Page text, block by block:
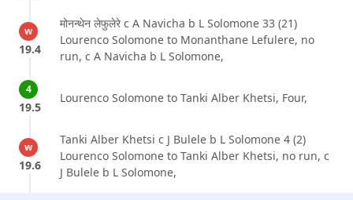
w
19.4
मोनन्थेन लेफुलेरे c A Navicha b L Solomone 33 (21)
Lourenco Solomone to Monanthane Lefulere, no
run, c A Navicha b L Solomone,
4
19.5
Lourenco Solomone to Tanki Alber Khetsi, Four,
w
19.6
Tanki Alber Khetsi c J Bulele b L Solomone 4 (2)
Lourenco Solomone to Tanki Alber Khetsi, no run, c
J Bulele b L Solomone,